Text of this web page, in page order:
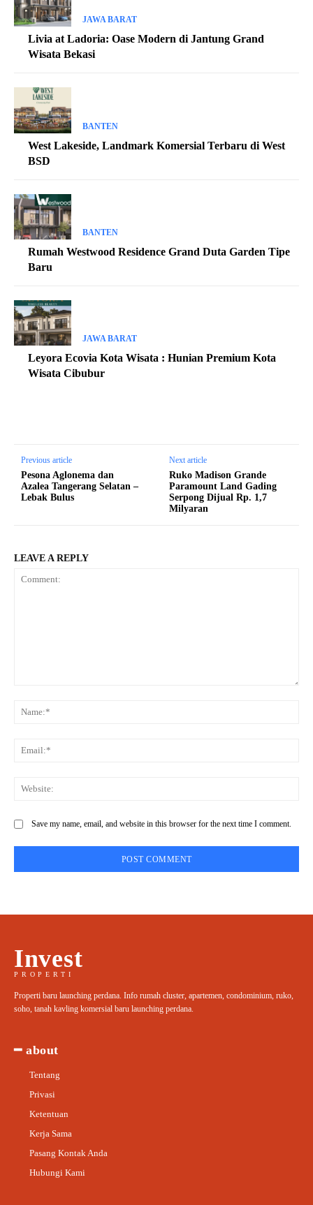
JAWA BARAT
Livia at Ladoria: Oase Modern di Jantung Grand
Wisata Bekasi
BANTEN
West Lakeside, Landmark Komersial Terbaru di West
BSD
BANTEN
Rumah Westwood Residence Grand Duta Garden Tipe
Baru
JAWA BARAT
Leyora Ecovia Kota Wisata : Hunian Premium Kota
Wisata Cibubur
Previous article
Pesona Aglonema dan
Azalea Tangerang Selatan –
Lebak Bulus
Next article
Ruko Madison Grande
Paramount Land Gading
Serpong Dijual Rp. 1,7
Milyaran
LEAVE A REPLY
Save my name, email, and website in this browser for the next time I comment.
Invest
PROPERTI
Properti baru launching perdana. Info rumah cluster, apartemen, condominium, ruko,
soho, tanah kavling komersial baru launching perdana.
━ about
Tentang
Privasi
Ketentuan
Kerja Sama
Pasang Kontak Anda
Hubungi Kami